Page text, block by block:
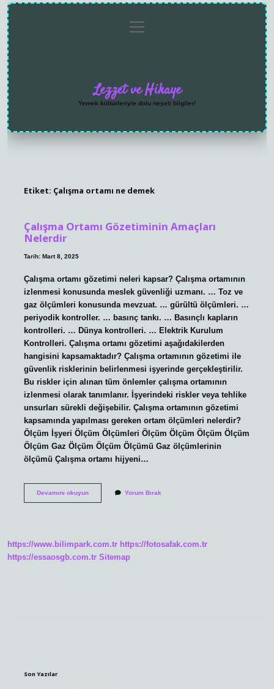
menüyü
aç
Lezzet ve Hikaye
Yemek kültürleriyle dolu neşeli bilgiler!
Etiket: Çalışma ortamı ne demek
Çalışma Ortamı Gözetiminin Amaçları
Nelerdir
Tarih: Mart 8, 2025
Çalışma ortamı gözetimi neleri kapsar? Çalışma ortamının
izlenmesi konusunda meslek güvenliği uzmanı. … Toz ve
gaz ölçümleri konusunda mevzuat. … gürültü ölçümleri. …
periyodik kontroller. … basınç tankı. … Basınçlı kapların
kontrolleri. … Dünya kontrolleri. … Elektrik Kurulum
Kontrolleri. Çalışma ortamı gözetimi aşağıdakilerden
hangisini kapsamaktadır? Çalışma ortamının gözetimi ile
güvenlik risklerinin belirlenmesi işyerinde gerçekleştirilir.
Bu riskler için alınan tüm önlemler çalışma ortamının
izlenmesi olarak tanımlanır. İşyerindeki riskler veya tehlike
unsurları sürekli değişebilir. Çalışma ortamının gözetimi
kapsamında yapılması gereken ortam ölçümleri nelerdir?
Ölçüm İşyeri Ölçüm Ölçümleri Ölçüm Ölçüm Ölçüm Ölçüm
Ölçüm Gaz Ölçüm Ölçüm Ölçümü Gaz ölçümlerinin
ölçümü Çalışma ortamı hijyeni…
Devamını okuyunÇalışma
Yorum Bırak
https://www.bilimpark.com.tr https://fotosafak.com.tr
https://essaosgb.com.tr Sitemap
Son Yazılar